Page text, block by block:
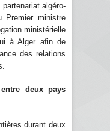
algéro-
ministre
ministérielle
à Alger afin de
des relations
deux pays
durant deux